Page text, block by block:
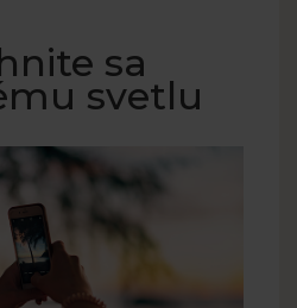
sa
svetlu